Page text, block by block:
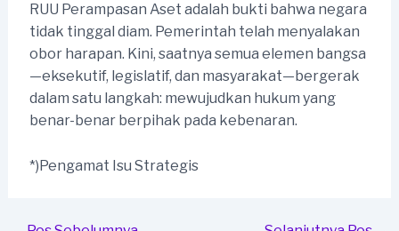
RUU Perampasan Aset adalah bukti bahwa negara
tidak tinggal diam. Pemerintah telah menyalakan
obor harapan. Kini, saatnya semua elemen bangsa
—eksekutif, legislatif, dan masyarakat—bergerak
dalam satu langkah: mewujudkan hukum yang
benar-benar berpihak pada kebenaran.
*)Pengamat Isu Strategis